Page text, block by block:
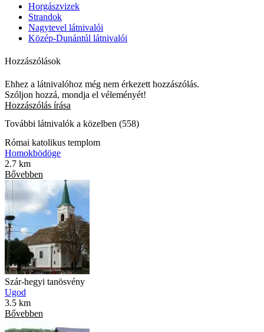
Horgászvizek
Strandok
Nagytevel látnivalói
Közép-Dunántúl látnivalói
Hozzászólások
Ehhez a látnivalóhoz még nem érkezett hozzászólás.
Szóljon hozzá, mondja el véleményét!
Hozzászólás írása
További látnivalók a közelben (558)
Római katolikus templom
Homokbödöge
2.7 km
Bővebben
Szár-hegyi tanösvény
Ugod
3.5 km
Bővebben